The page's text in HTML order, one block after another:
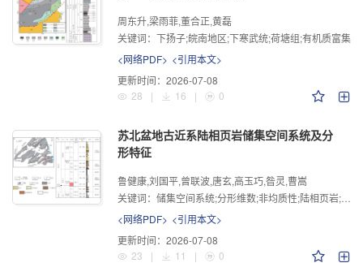
周东升,梁雨菲,董合正,黄磊
关键词： 下扬子;皖南地区;下寒武统;荷塘组;有机质富集
<网络PDF> <引用本文>
更新时间： 2026-07-08
28
| 16 | 0
苏北盆地古近系陆相页岩储集空间系统及分
形特征
鲁健康,刘国平,曾联波,唐玄,高玉巧,昝灵,曹嵩
关键词： 储集空间系统;分形维数;非均质性;陆相页岩;苏北盆地
<网络PDF> <引用本文>
更新时间： 2026-07-08
23
| 11 | 0